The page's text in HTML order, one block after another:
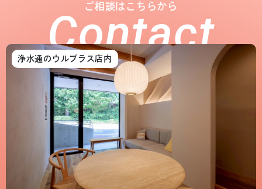
ご相談はこちらから
Contact
浄水通のウルプラス店内